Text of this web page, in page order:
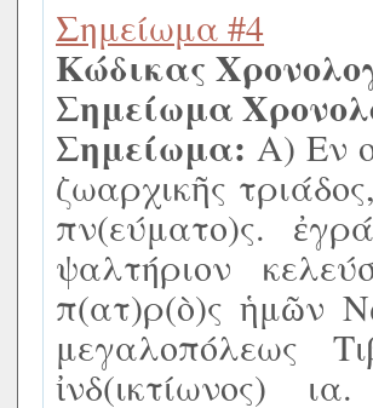
Σημείωμα #4
Κώδικας
Σημείωμα
Σημείωμα: Α) Εν
ζωαρχικῆς
πν(εύματο)ς.
ψαλτήριον
π(ατ)ρ(ὸ)ς ἡμῶν
μεγαλοπόλεως
ἰνδ(ικτίωνος)